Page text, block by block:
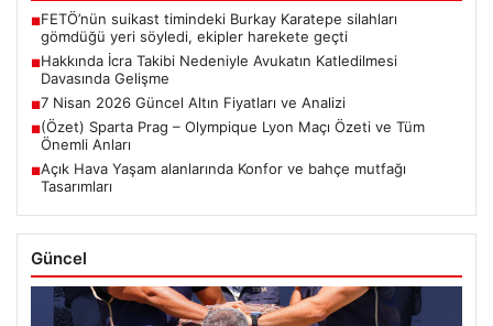
■FETÖ’nün suikast timindeki Burkay Karatepe silahları
gömdüğü yeri söyledi, ekipler harekete geçti
■Hakkında İcra Takibi Nedeniyle Avukatın Katledilmesi
Davasında Gelişme
■7 Nisan 2026 Güncel Altın Fiyatları ve Analizi
■(Özet) Sparta Prag – Olympique Lyon Maçı Özeti ve Tüm
Önemli Anları
■Açık Hava Yaşam alanlarında Konfor ve bahçe mutfağı
Tasarımları
Güncel